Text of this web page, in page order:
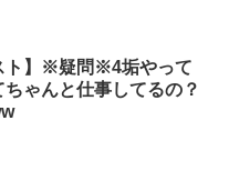
ト】※疑問※4垢やって
ちゃんと仕事してるの？